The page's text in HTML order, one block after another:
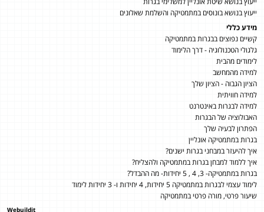
ייעוץ בנושא בונוסים במתמטיקה והשלמת שאלונים
מידע כללי
קשיים נפוצים בבגרות במתמטיקה
גלגולי הטכנולוגיה - דרך הלימוד
לימודים מהבית
למידה מהמחשב
הציון הגבוה - הציון שלך
למידה חוויתית
למידה לבגרות באינטרנט
האבולוציה של הבגרות
הפתרון לבעיה שלך
בגרות במתמטיקה אונליין
איך להיעזר במבחני בגרות ישנים?
איך ללמוד למבחן בגרות במתמטיקה ולהצליח?
בגרות במתמטיקה- 3, 4 , 5 יחידות- מה ההבדל?
לימוד עצמי לבגרות במתמטיקה 5 יחידות, 4 יחידות ו- 3 יחידות לימוד
שיעור פרטי, מורה פרטי במתמטיקה
Webuildit